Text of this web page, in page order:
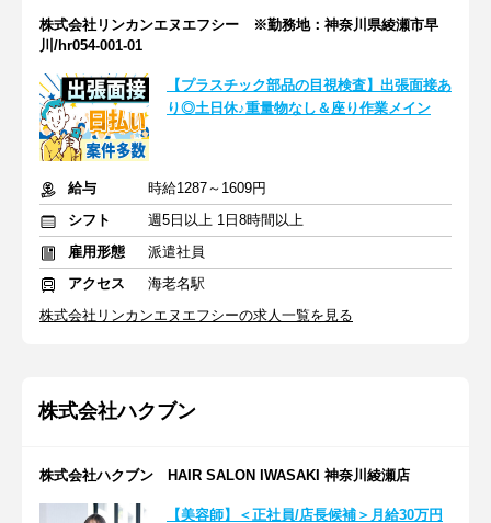
株式会社リンカンエヌエフシー ※勤務地：神奈川県綾瀬市早
川/hr054-001-01
【プラスチック部品の目視検査】出張面接あ
り◎土日休♪重量物なし＆座り作業メイン
給与
時給1287～1609円
シフト
週5日以上 1日8時間以上
雇用形態
派遣社員
アクセス
海老名駅
株式会社リンカンエヌエフシーの求人一覧を見る
株式会社ハクブン
株式会社ハクブン HAIR SALON IWASAKI 神奈川綾瀬店
【美容師】＜正社員/店長候補＞月給30万円